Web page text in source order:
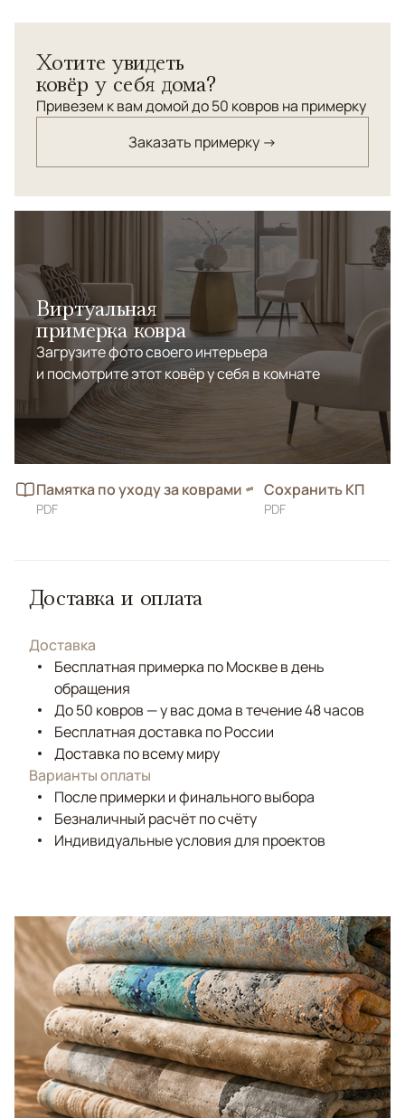
плотности, созданные для интерьеров, где важны
статус, тактильность и натуральность материалов.
Лаконичный дизайн и благородная текстура делают
поддержания идеи декоратора.
Хотите увидеть
ковёр у себя дома?
Привезем к вам домой до 50 ковров на примерку
Заказать примерку →
Виртуальная
примерка ковра
Загрузите фото своего интерьера
и посмотрите этот ковёр у себя в комнате
Памятка по уходу за коврами
PDF
Сохранить КП
PDF
Доставка и оплата
Доставка
Бесплатная примерка по Москве в день
обращения
До 50 ковров — у вас дома в течение 48 часов
Бесплатная доставка по России
Доставка по всему миру
Варианты оплаты
После примерки и финального выбора
Безналичный расчёт по счёту
Индивидуальные условия для проектов